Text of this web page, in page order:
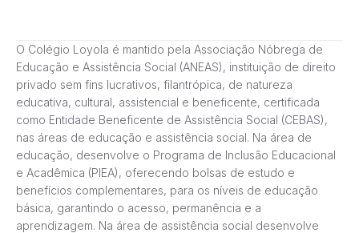
O Colégio Loyola é mantido pela Associação Nóbrega de
Educação e Assistência Social (ANEAS), instituição de direito
privado sem fins lucrativos, filantrópica, de natureza
educativa, cultural, assistencial e beneficente, certificada
como Entidade Beneficente de Assistência Social (CEBAS),
nas áreas de educação e assistência social. Na área de
educação, desenvolve o Programa de Inclusão Educacional
e Acadêmica (PIEA), oferecendo bolsas de estudo e
benefícios complementares, para os níveis de educação
básica, garantindo o acesso, permanência e a
aprendizagem. Na área de assistência social desenvolve